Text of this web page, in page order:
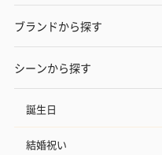
ブランドから探す
シーンから探す
誕生日
結婚祝い